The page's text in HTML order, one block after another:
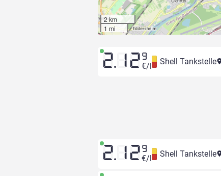
2 km
1 mi
2.12 9
€/l Shell Tankstelle
2.12 9
€/l Shell Tankstelle